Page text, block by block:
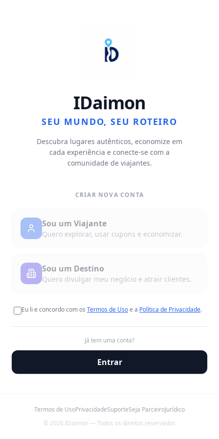
IDaimon
SEU MUNDO, SEU ROTEIRO
Descubra lugares autênticos, economize em
cada experiência e conecte-se com a
comunidade de viajantes.
CRIAR NOVA CONTA
Sou um Viajante
Quero explorar, usar cupons e economizar.
Sou um Destino
Quero divulgar meu negócio e atrair clientes.
Eu li e concordo com os Termos de Usoe a Política de Privacidade.
Já tem uma conta?
Entrar
Termos de UsoPrivacidadeSuporteSeja ParceiroJurídico
© 2026 IDaimon — Todos os direitos reservados